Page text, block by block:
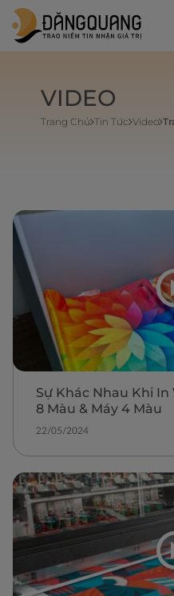
VIDEO
Trang Chủ Tin Tức Video
Sự Khác Nhau Khi
8 Màu & Máy 4 Màu
22/05/2024